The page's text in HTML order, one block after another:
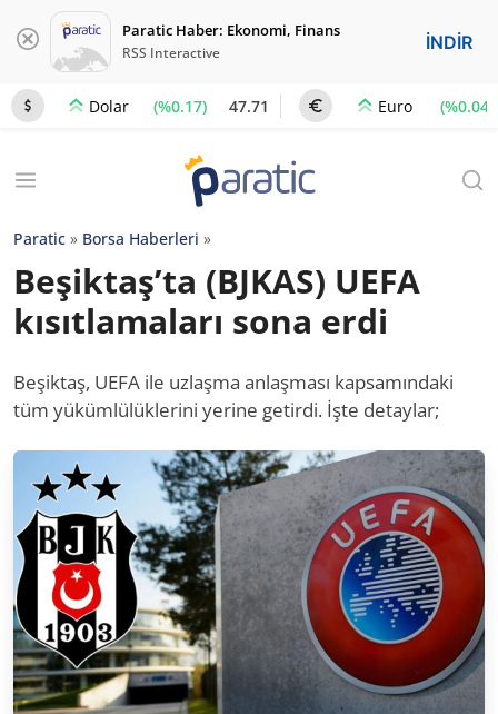
Paratic Haber: Ekonomi, Finans
RSS Interactive İNDİR
Dolar (%0.17) 47.71 Euro (%0.04)
Paratic » Borsa Haberleri »
Beşiktaş’ta (BJKAS) UEFA
kısıtlamaları sona erdi
Beşiktaş, UEFA ile uzlaşma anlaşması kapsamındaki
tüm yükümlülüklerini yerine getirdi. İşte detaylar;